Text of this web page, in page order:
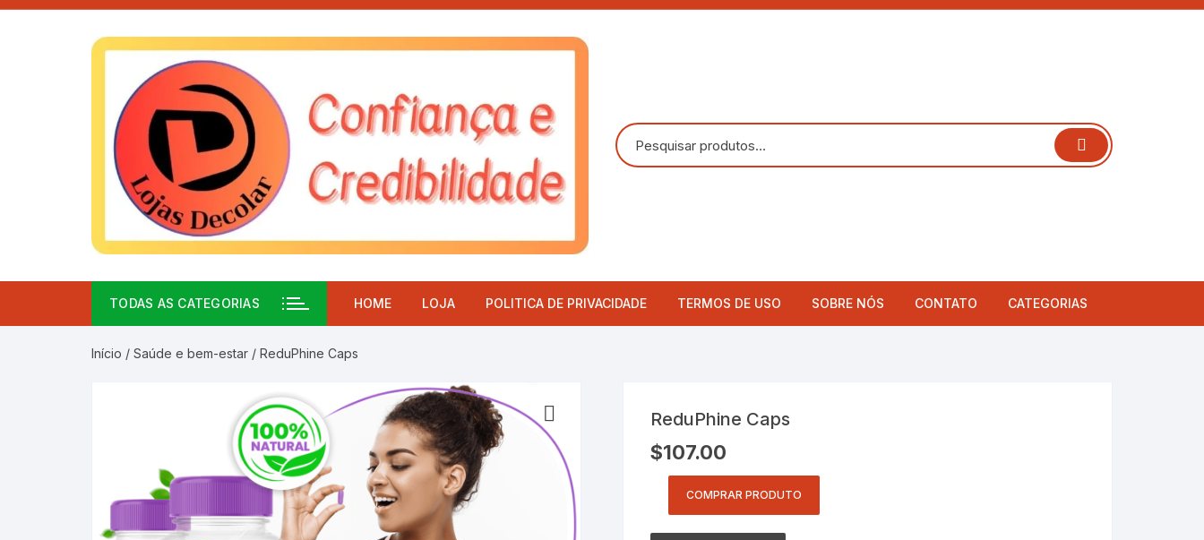
Pular
TODAS AS CATEGORIAS HOME LOJA POLITICA DE PRIVACIDADE TERMOS DE USO SOBRE NÓS CONTATO CATEGORIAS
Início / Saúde e bem-estar / ReduPhine Caps
ReduPhine Caps
$107.00
COMPRAR PRODUTO